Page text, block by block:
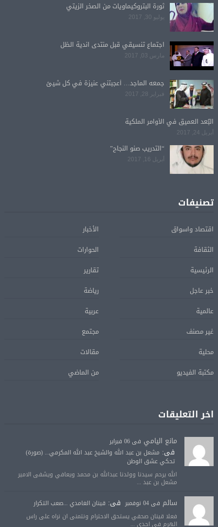
ثورة البتروكيماويات من الصخر الزيتي
يوليو 30, 2017
اجتماع تنسيقي قبل منتدى اندية الظل
مارس 03, 2017
جمعه الماجد… أعجبتني عنيزة في كل شيئ
فبراير 28, 2017
البُعد العميق في الأوامر الملكية
أبريل 24, 2017
“التدريب صنو النجاح”
أبريل 16, 2017
تصنيفات
اقتصاد واسواق
الأخبار
الثقافة
الحوارات
الرئيسية
تقارير
خبر عاجل
رياضة
عالمية
عربية
غير مصنف
مجتمع
محلية
مقالات
مكتبة الفيديو
من الماضي
اخر التعليقات
مانع اليامي فى 06 فبراير
فى: مشعل بن عبد الله والشيخ عبد الله المكرمي... (صورة)
تحكي عشق الوطن
الله يرحم سيدنا وولدنا عبدالله بن محمد ويعافي ويشفى الامير
مشعل بن عبد ...
سالم فى 04 نوفمبر فى: قينان الغامدي ...صعب التكرار
فعلا قينان صحفي يستحق الاحترام ونتمنى ان نراه على راس
الهرم في احدى ...